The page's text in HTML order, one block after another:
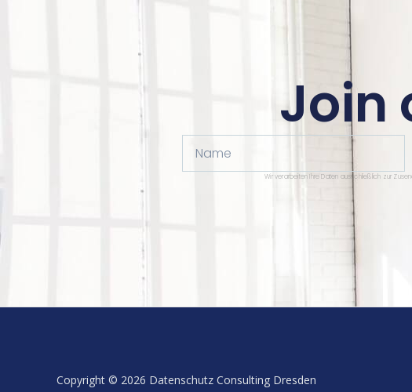
Join
Name
Wir verarbeiten Ihre Daten ausschließlich zur
Copyright © 2026 Datenschutz Consulting Dresden